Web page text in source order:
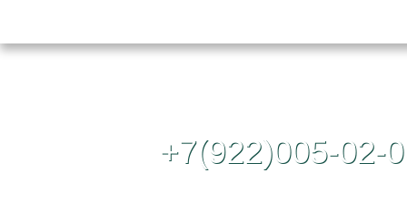
+7(922)005-02-